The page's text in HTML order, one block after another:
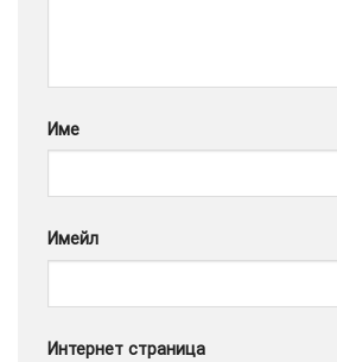
Име
Имейл
Интернет страница